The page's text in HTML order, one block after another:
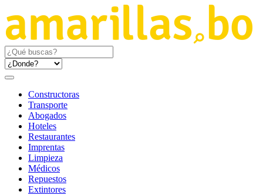
Constructoras
Transporte
Abogados
Hoteles
Restaurantes
Imprentas
Limpieza
Médicos
Repuestos
Extintores